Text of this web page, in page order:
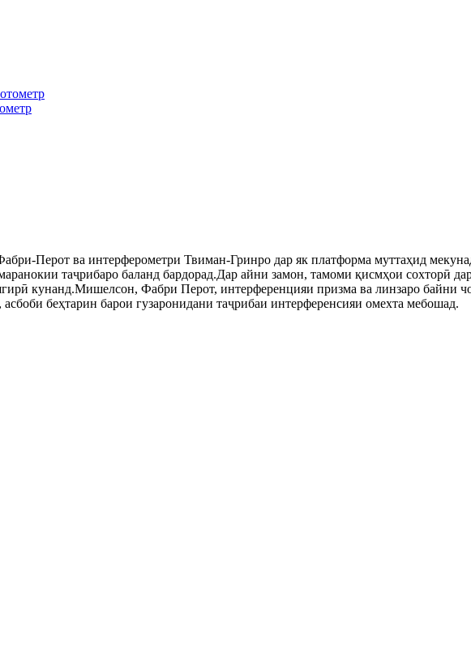
Перот ва интерферометри Твиман-Гринро дар як платформа муттаҳид
таҷрибаро баланд бардорад.Дар айни замон, тамоми қисмҳои сохторӣ
кунанд.Мишелсон, Фабри Перот, интерференцияи призма ва линзаро байни
беҳтарин барои гузаронидани таҷрибаи интерференсияи омехта мебошад.